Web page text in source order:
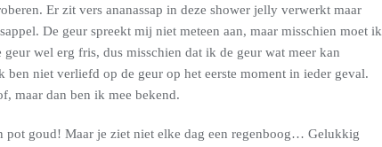
Er zit vers ananassap in deze shower jelly verwerkt maar
De geur spreekt mij niet meteen aan, maar misschien moet ik
wel erg fris, dus misschien dat ik de geur wat meer kan
ben niet verliefd op de geur op het eerste moment in ieder geval.
maar dan ben ik mee bekend.
pot goud! Maar je ziet niet elke dag een regenboog… Gelukkig